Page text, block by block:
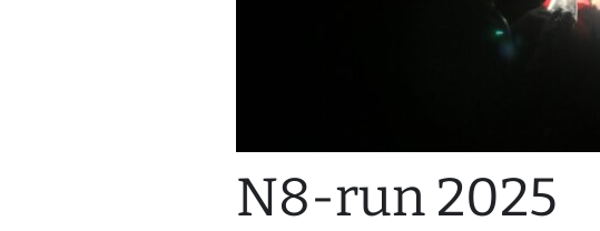
Creating a Catching
Features map file
Kaarten op 3DRerun Al mijn kaarten op
3DRerun
N8-run 2025